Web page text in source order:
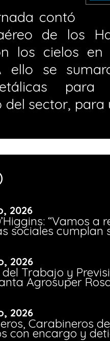
contó
de los
los cielos
ello se
sector,
2026
“Vamos a
sociales cumplan
2026
Trabajo y
Agrosuper
2026
Carabineros
con encargo y